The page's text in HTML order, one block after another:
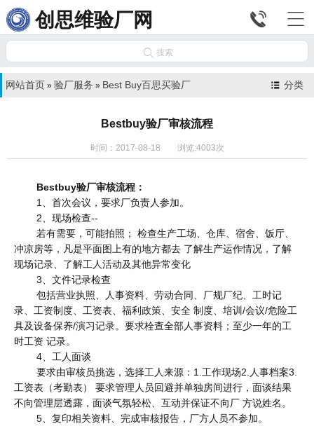
创思维验厂网 

 搜索
分类
网站首页 » 验厂服务 » Best Buy百思买验厂
Bestbuy验厂审核流程
时间：2017-08-18 浏览:4003次
Bestbuy验厂审核流程：
1、首次会议，要求厂负责人参加。
2、现场检查--
若有需要，可能拍照； 检查生产工场、仓库、宿舍、饭厅、
冲凉房等，凡是平面图上有的地方都去 了解生产运作情况，了解
现场记录、了解工人活动及其他异常变化
3、文件记录检查
包括营业执照、人事资料、劳动合同、厂规厂纪、工时记
录、工资制度、工资表、福利政策、安全 制度、培训/会议/危险工
具及设备保养/演习记录。要求栓查全部人事资料；至少一年的工
时工资 记录。
4、工人面谈
要求由审核员挑选，选择工人来源：1.工作现场2.人事档案3.
工资表（考勤表） 要求管理人员回避并单独房间进行，面谈结果
不向管理层透露，面谈气氛轻松、互动并保证不向厂 方说姓名。
5、复印相关资料、完成审核报告，厂方人员不参加。